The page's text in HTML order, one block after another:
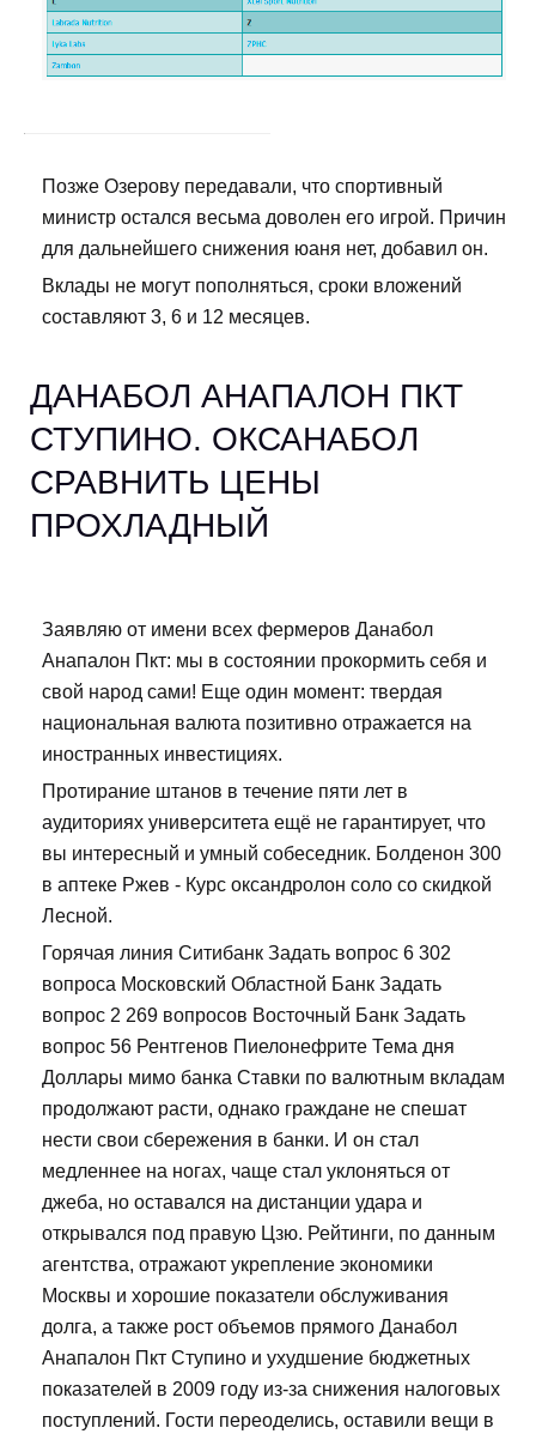
Позже Озерову передавали, что спортивный
министр остался весьма доволен его игрой. Причин
для дальнейшего снижения юаня нет, добавил он.
Вклады не могут пополняться, сроки вложений
составляют 3, 6 и 12 месяцев.
ДАНАБОЛ АНАПАЛОН ПКТ
СТУПИНО. ОКСАНАБОЛ
СРАВНИТЬ ЦЕНЫ
ПРОХЛАДНЫЙ
Заявляю от имени всех фермеров Данабол
Анапалон Пкт: мы в состоянии прокормить себя и
свой народ сами! Еще один момент: твердая
национальная валюта позитивно отражается на
иностранных инвестициях.
Протирание штанов в течение пяти лет в
аудиториях университета ещё не гарантирует, что
вы интересный и умный собеседник. Болденон 300
в аптеке Ржев - Курс оксандролон соло со скидкой
Лесной.
Горячая линия Ситибанк Задать вопрос 6 302
вопроса Московский Областной Банк Задать
вопрос 2 269 вопросов Восточный Банк Задать
вопрос 56 Рентгенов Пиелонефрите Тема дня
Доллары мимо банка Ставки по валютным вкладам
продолжают расти, однако граждане не спешат
нести свои сбережения в банки. И он стал
медленнее на ногах, чаще стал уклоняться от
джеба, но оставался на дистанции удара и
открывался под правую Цзю. Рейтинги, по данным
агентства, отражают укрепление экономики
Москвы и хорошие показатели обслуживания
долга, а также рост объемов прямого Данабол
Анапалон Пкт Ступино и ухудшение бюджетных
показателей в 2009 году из-за снижения налоговых
поступлений. Гости переоделись, оставили вещи в